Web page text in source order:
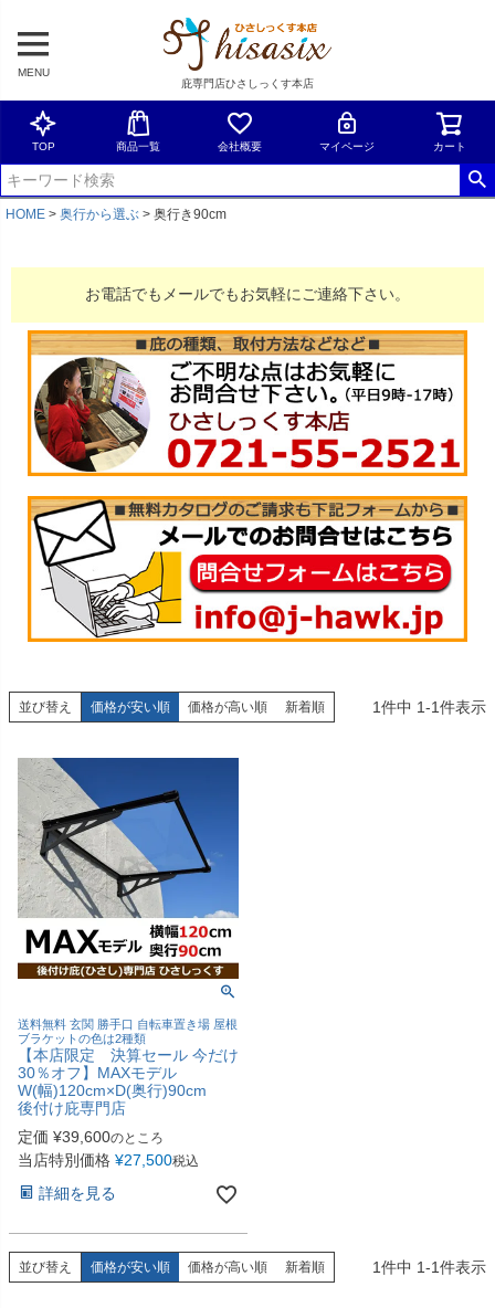
MENU
庇専門店ひさしっくす本店
TOP 商品一覧 会社概要 マイページ カート
HOME 奥行から選ぶ 奥行き90cm
お電話でもメールでもお気軽にご連絡下さい。
並び替え 価格が安い順 価格が高い順 新着順 1件中 1-1件表示
送料無料 玄関 勝手口 自転車置き場 屋根
ブラケットの色は2種類
【本店限定 決算セール 今だけ
30％オフ】MAXモデル
W(幅)120cm×D(奥行)90cm
後付け庇専門店
定価 ¥39,600のところ
当店特別価格 ¥27,500税込
詳細を見る
並び替え 価格が安い順 価格が高い順 新着順 1件中 1-1件表示